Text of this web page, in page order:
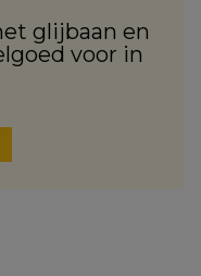
glijbaan en
voor in